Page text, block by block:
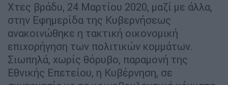
Χτες βράδυ, 24 Μαρτίου 2020, μαζί με άλλα,
στην Εφημερίδα της Κυβερνήσεως
ανακοινώθηκε η τακτική οικονομική
επιχορήγηση των πολιτικών κομμάτων.
Σιωπηλά, χωρίς θόρυβο, παραμονή της
Εθνικής Επετείου, η Κυβέρνηση, σε